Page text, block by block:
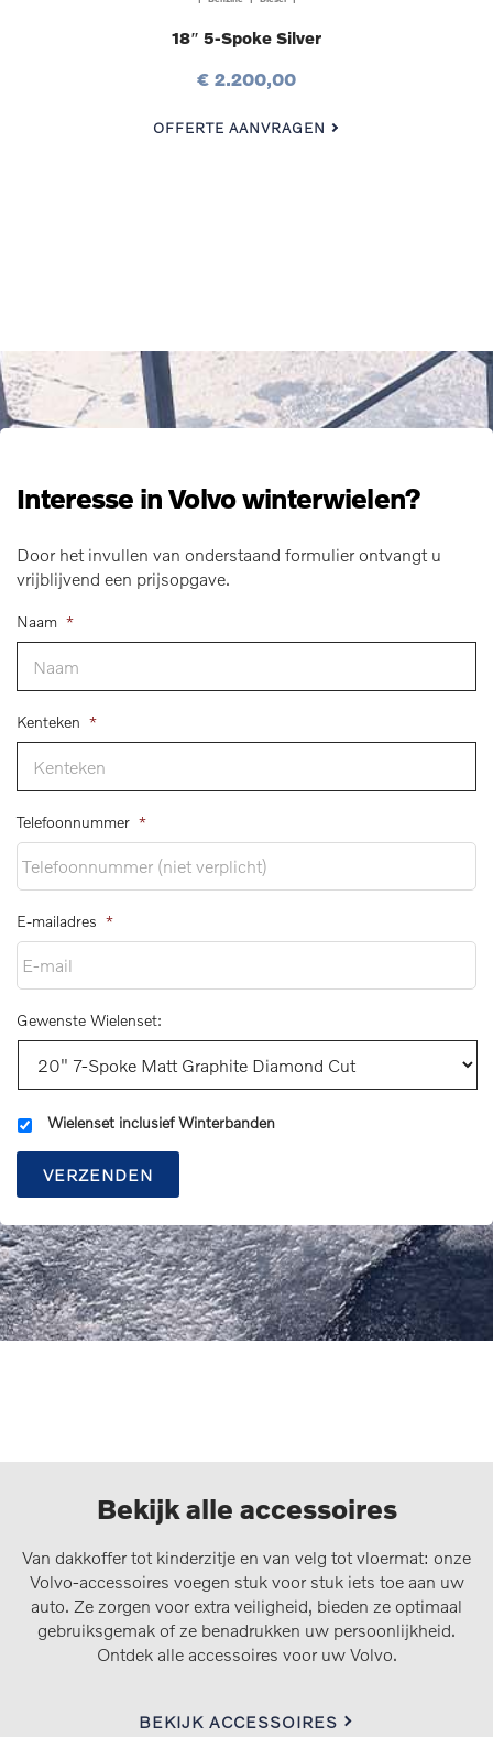
18″ 5-Spoke Silver
€ 2.200,00
OFFERTE AANVRAGEN
Interesse in Volvo winterwielen?
Door het invullen van onderstaand formulier ontvangt u
vrijblijvend een prijsopgave.
Naam *
Kenteken *
Telefoonnummer *
E-mailadres *
Gewenste Wielenset:
Wielenset inclusief Winterbanden
VERZENDEN
Bekijk alle accessoires
Van dakkoffer tot kinderzitje en van velg tot vloermat: onze
Volvo-accessoires voegen stuk voor stuk iets toe aan uw
auto. Ze zorgen voor extra veiligheid, bieden ze optimaal
gebruiksgemak of ze benadrukken uw persoonlijkheid.
Ontdek alle accessoires voor uw Volvo.
BEKIJK ACCESSOIRES